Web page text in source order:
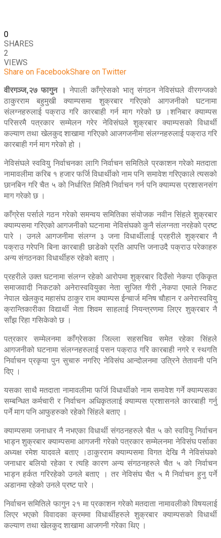
0
SHARES
2
VIEWS
Share on FacebookShare on Twitter
वीरगञ्ज,२७ फागुन । नेपाली काँग्रेसको भातृ संगठन नेविसंघले वीरगन्जको
ठाकुरराम बहुमुखी क्याम्पसमा शुक्रबार गरिएको आगजनीको घटनामा
संलग्नहरुलाई पक्राउ गरि कारबाही गर्न माग गरेको छ ।शनिबार क्याम्पस
परिसरमै पत्रकार सम्मेलन गरेर नेविसंघले शुक्रबार क्याम्पसको विधार्थी
कल्याण तथा खेलकुद शाखामा गरिएको आजगजनीमा संलग्नहरुलाई पक्राउ गरि
कारबाही गर्न माग गरेको हो ।
नेविसंघले स्ववियु निर्वाचनका लागि निर्वाचन समितिले प्रकाशन गरेको मतदाता
नामावलीमा करिब १ हजार फर्जि विधार्थीको नाम पनि समावेश गरिएकाले त्यसको
छानबिन गरि चैत ५ को निर्धारित मितिमै निर्वाचन गर्न पनि क्याम्पस प्रशासनसंग
माग गरेको छ ।
काँग्रेस पर्साले गठन गरेको समन्वय समितिका संयोजक नवीन सिंहले शुक्रबार
क्याम्पसमा गरिएको आगजनीको घटनामा नेविसंघको कुनै संलग्नता नरहेको प्रष्ट
पारे । उनले आगजनीमा संलग्न ३ जना विधार्थीलाई प्रहरीले शुक्रबार नै
पक्राउ गरेपनि बिना कारबाही छाडेको प्रति आपत्ति जनाउदै पक्राउ परेकाहरु
अन्य संगठनका विधार्थीहरु रहेको बताए ।
प्रहरीले उक्त घटनामा संलग्न रहेको आरोपमा शुक्रबार दिउँसो नेकपा एकिकृत
समाजवादी निकटको अनेरास्ववियुका नेता सुजित गीरी ,नेकपा एमाले निकट
नेपाल खेलकुद महासंघ ठाकुर राम क्याम्पस ईन्चार्ज मनिष चौहान र अनेरास्ववियु
क्रान्तिकारीका विद्यार्थी नेता शिवम साहलाई नियन्त्रणमा लिएर शुक्रबार नै
साँझ रिहा गसिकेको छ ।
पत्रकार सम्मेलनमा काँग्रेसका जिल्ला सहसचिव समेत रहेका सिंहले
आगजनीको घटनामा संलग्नहरुलाई पसन पक्राउ गरि कारबाही नगरे र स्थगति
निर्वाचन प्रकृया पुन सुचारु नगरिए नेविसंघ आन्दोलनमा उत्रिने तेतावनी पनि
दिए ।
यसका साथै मतदाता नामावलीमा फर्जि विधार्थीको नाम समावेश गर्ने क्याम्पसका
सम्बन्धित कर्मचारी र निर्वाचन अधिकृतलाई क्याम्पस प्रशासनले कारबाही गर्नु
पर्ने माग पनि आफुहरुको रहेको सिंहले बताए ।
क्याम्पसमा जनाधार नै नभएका विधार्थी संगठनहरुले चैत ५ को स्ववियु निर्वाचन
भाड्न शुक्रबार क्याम्पसमा आगजनी गरेको पत्रकार सम्मेलनमा नेविसंघ पर्साका
अध्यक्ष रमेश यादवले बताए ।ठाकुरराम क्याम्पसमा विगत देखि नै नेविसंघको
जनाधार बलियो रहेका र त्यहि कारण अन्य संगठनहरुले चैत ५ को निर्वाचन
भाड्न हर्कत गरिरहेको उनले बताए । तर नेविसंघ चैत ५ मै निर्वाचन हुनु पर्ने
अडानमा रहेको उनले प्रष्ट पारे ।
निर्वाचन समितिले फागुन २१ मा प्रकाशन गरेको मतदाता नामावलीको विषयलाई
लिएर भएको विवादका क्रममा विधार्थीहरुले शुक्रबार क्याम्पसको विधार्थी
कल्याण तथा खेलकुद शाखामा आजगनी गरेका थिए ।